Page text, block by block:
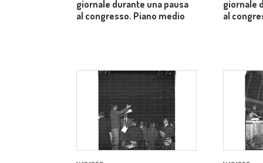
giornale durante una pausa
al congresso. Piano medio
giornale
al